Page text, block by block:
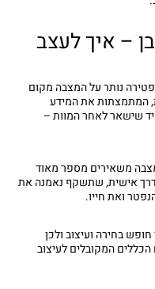
– איך לעצב
נותר על המצבה מקום
המתמצתות את המידע
שישאר לאחר המוות –
מצבה משאירים מספר מאוד
אישית, שתשקף נאמנה את
ואת חייו.
בחירה ועיצוב ולכן
המקובלים לעיצוב